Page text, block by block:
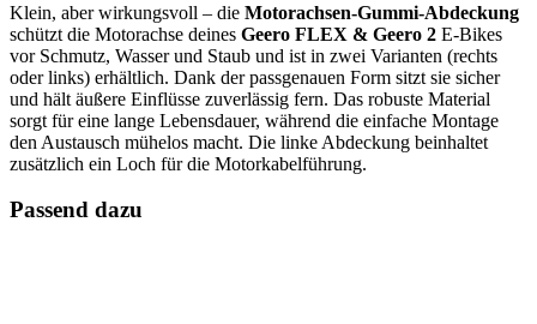
Klein, aber wirkungsvoll – die Motorachsen-Gummi-Abdeckung
schützt die Motorachse deines Geero FLEX & Geero 2 E-Bikes
vor Schmutz, Wasser und Staub und ist in zwei Varianten (rechts
oder links) erhältlich. Dank der passgenauen Form sitzt sie sicher
und hält äußere Einflüsse zuverlässig fern. Das robuste Material
sorgt für eine lange Lebensdauer, während die einfache Montage
den Austausch mühelos macht. Die linke Abdeckung beinhaltet
zusätzlich ein Loch für die Motorkabelführung.
Passend dazu